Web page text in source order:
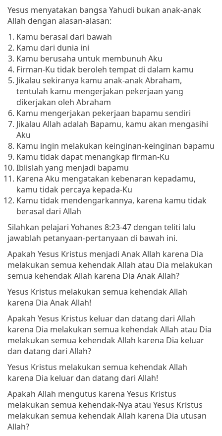
Yesus menyatakan bangsa Yahudi bukan anak-anak
Allah dengan alasan-alasan:
Kamu berasal dari bawah
Kamu dari dunia ini
Kamu berusaha untuk membunuh Aku
Firman-Ku tidak beroleh tempat di dalam kamu
Jikalau sekiranya kamu anak-anak Abraham,
tentulah kamu mengerjakan pekerjaan yang
dikerjakan oleh Abraham
Kamu mengerjakan pekerjaan bapamu sendiri
Jikalau Allah adalah Bapamu, kamu akan mengasihi
Aku
Kamu ingin melakukan keinginan-keinginan bapamu
Kamu tidak dapat menangkap firman-Ku
Iblislah yang menjadi bapamu
Karena Aku mengatakan kebenaran kepadamu,
kamu tidak percaya kepada-Ku
Kamu tidak mendengarkannya, karena kamu tidak
berasal dari Allah
Silahkan pelajari Yohanes 8:23-47 dengan teliti lalu
jawablah petanyaan-pertanyaan di bawah ini.
Apakah Yesus Kristus menjadi Anak Allah karena Dia
melakukan semua kehendak Allah atau Dia melakukan
semua kehendak Allah karena Dia Anak Allah?
Yesus Kristus melakukan semua kehendak Allah
karena Dia Anak Allah!
Apakah Yesus Kristus keluar dan datang dari Allah
karena Dia melakukan semua kehendak Allah atau Dia
melakukan semua kehendak Allah karena Dia keluar
dan datang dari Allah?
Yesus Kristus melakukan semua kehendak Allah
karena Dia keluar dan datang dari Allah!
Apakah Allah mengutus karena Yesus Kristus
melakukan semua kehendak-Nya atau Yesus Kristus
melakukan semua kehendak Allah karena Dia utusan
Allah?